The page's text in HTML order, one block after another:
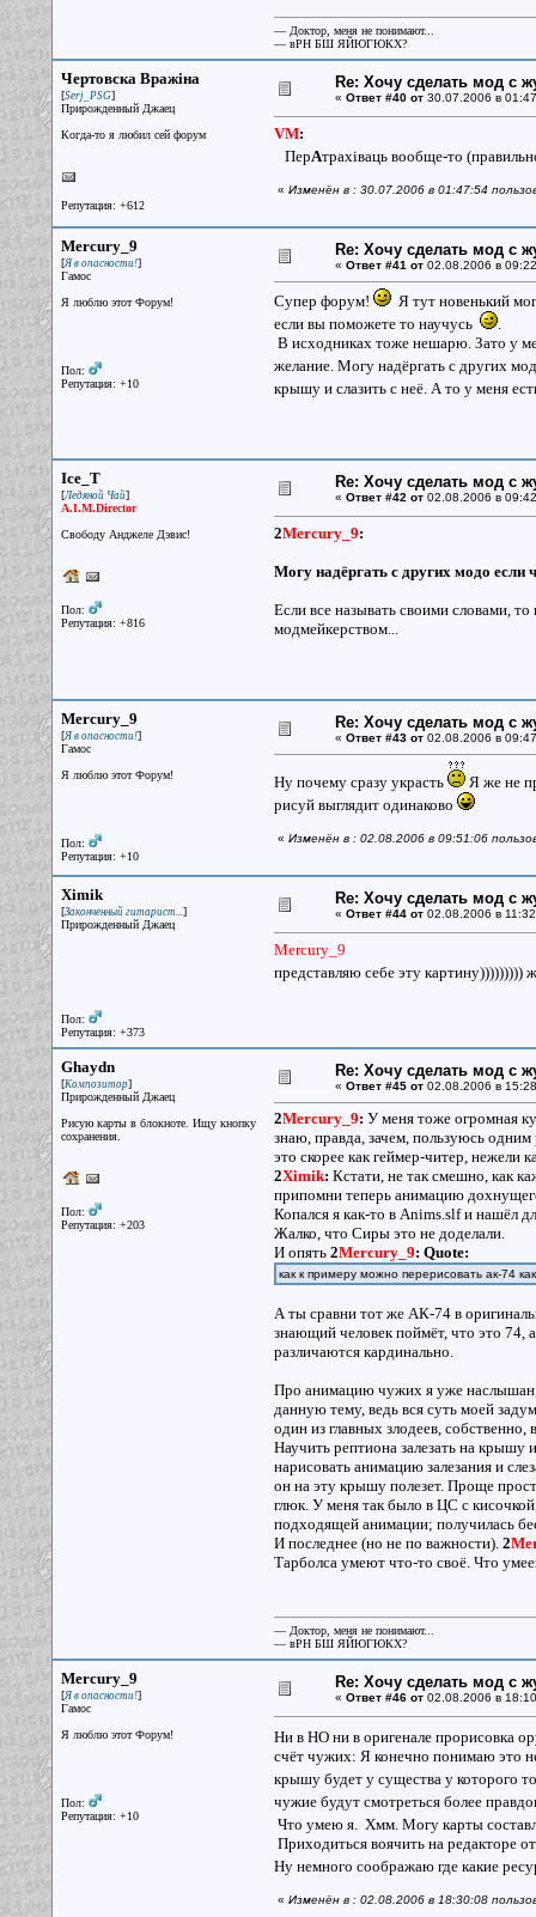
— Доктор, меня не понимают...
— вРН БШ ЯЙЮГЮКХ?
Чертовска Вражiна
[Serj_PSG]
Прирожденный Джаец
Когда-то я любил сей форум
Репутация: +612
Re: Хочу сделать мод с
« Ответ #40 от30.07.2006 в
VM:
ПерАтрахiваць вообще-то
« Изменён в : 30.07.2006 в 01:47:54
Mercury_9
[Я в опасности!]
Гамос
Я люблю этот Форум!
Пол:
Репутация: +10
Re: Хочу сделать мод с
« Ответ #41 от02.08.2006 в
Супер форум!
Я тут новенький
если вы поможете то научусь
.
В исходниках тоже нешарю. Зато у
желание. Могу надёргать с других
крышу и слазить с неё. А то у меня
Ice_T
[Ледяной Чай]
A.I.M.Director
Свободу Анджеле Дэвис!
Пол:
Репутация: +816
Re: Хочу сделать мод с
« Ответ #42 от02.08.2006 в
2Mercury_9:
Могу надёргать с других модо если
Если все называть своими словами,
модмейкерством...
Mercury_9
[Я в опасности!]
Гамос
Я люблю этот Форум!
Пол:
Репутация: +10
Re: Хочу сделать мод с
« Ответ #43 от02.08.2006 в
Ну почему сразу украсть
Я же не
рисуй выглядит одинаково
« Изменён в : 02.08.2006 в 09:51:06
Ximik
[Законченный гитарист...]
Прирожденный Джаец
Пол:
Репутация: +373
Re: Хочу сделать мод с
« Ответ #44 от02.08.2006 в
Mercury_9
представляю себе эту
Ghaydn
[Композитор]
Прирожденный Джаец
Рисую карты в блокноте. Ищу кнопку
сохранения.
Пол:
Репутация: +203
Re: Хочу сделать мод с
« Ответ #45 от02.08.2006 в
2Mercury_9: У меня тоже огромная
знаю, правда, зачем, пользуюсь
это скорее как геймер-читер, нежели
2Ximik: Кстати, не так смешно, как
припомни теперь анимацию
Копался я как-то в Anims.slf и нашёл
Жалко, что Сиры это не доделали.
И опять 2Mercury_9: Quote:
как к примеру можно перерисовать ак-74
А ты сравни тот же АК-74 в
знающий человек поймёт, что это 74,
различаются кардинально.
Про анимацию чужих я уже наслышан,
данную тему, ведь вся суть моей
один из главных злодеев,
Научить рептиона залезать на крышу
нарисовать анимацию залезания и
он на эту крышу полезет. Проще
глюк. У меня так было в ЦС с
подходящей анимации; получилась
И последнее (но не по важности). 2
Тарболса умеют что-то своё. Что
— Доктор, меня не понимают...
— вРН БШ ЯЙЮГЮКХ?
Mercury_9
[Я в опасности!]
Гамос
Я люблю этот Форум!
Пол:
Репутация: +10
Re: Хочу сделать мод с
« Ответ #46 от02.08.2006 в
Ни в НО ни в оригенале прорисовка
счёт чужих: Я конечно понимаю это
крышу будет у существа у которого
чужие будут смотреться более
Что умею я. Хмм. Могу карты
Приходиться воячить на редакторе
Ну немного соображаю где какие
« Изменён в : 02.08.2006 в 18:30:08